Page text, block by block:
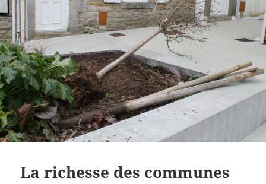
La richesse des communes